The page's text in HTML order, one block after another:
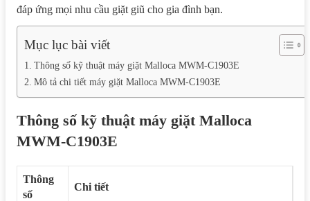
đáp ứng mọi nhu cầu giặt giũ cho gia đình bạn.
Mục lục bài viết
Thông số kỹ thuật máy giặt Malloca MWM-C1903E
Mô tả chi tiết máy giặt Malloca MWM-C1903E
Thông số kỹ thuật máy giặt Malloca
MWM-C1903E
Thông
số
Chi tiết